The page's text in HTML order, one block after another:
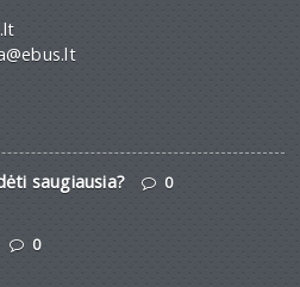
saugiausia? 0
0